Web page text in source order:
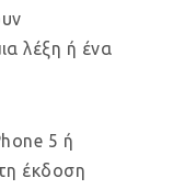
λέξη ή ένα
5 ή
έκδοση